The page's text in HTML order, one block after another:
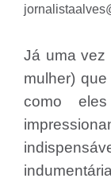
Já uma vez
mulher)
como